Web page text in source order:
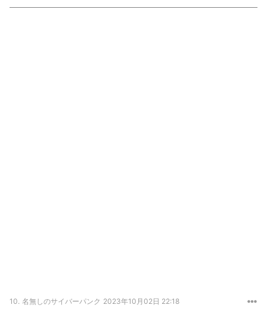
10. 名無しのサイバーパンク 2023年10月02日 22:18